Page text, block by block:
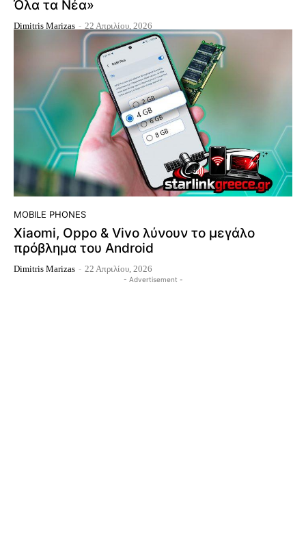
Όλα τα Νέα»
Dimitris Marizas - 22 Απριλίου, 2026
MOBILE PHONES
Xiaomi, Oppo & Vivo λύνουν το μεγάλο
πρόβλημα του Android
Dimitris Marizas - 22 Απριλίου, 2026
- Advertisement -